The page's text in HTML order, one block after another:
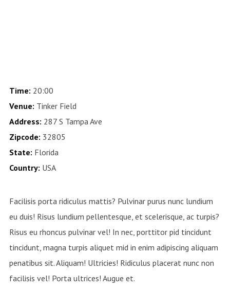
Time: 20:00
Venue: Tinker Field
Address: 287 S Tampa Ave
Zipcode: 32805
State: Florida
Country: USA
Facilisis porta ridiculus mattis? Pulvinar purus nunc lundium
eu duis! Risus lundium pellentesque, et scelerisque, ac turpis?
Risus eu rhoncus pulvinar vel! In nec, porttitor pid tincidunt
tincidunt, magna turpis aliquet mid in enim adipiscing aliquam
penatibus sit. Aliquam! Ultricies! Ridiculus placerat nunc non
facilisis vel! Porta ultrices! Augue et.